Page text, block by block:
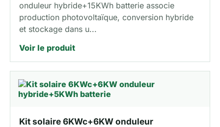
onduleur hybride+15KWh batterie associe
production photovoltaïque, conversion hybride
et stockage dans u...
Voir le produit
Kit solaire 6KWc+6KW onduleur